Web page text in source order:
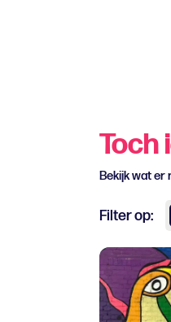
Toch
Bekijk wat er
Filter op: